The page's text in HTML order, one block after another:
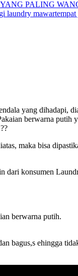
PALING
laundry mawar
yang dihadapi,
berwarna putih
maka bisa
dari konsumen
berwarna putih.
bagus,s ehingga